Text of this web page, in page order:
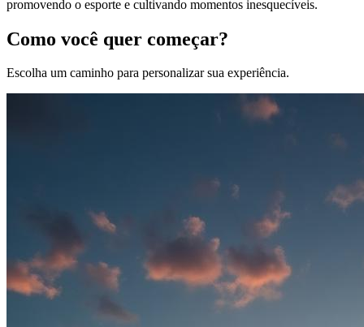
promovendo o esporte e cultivando momentos inesquecíveis.
Como você quer começar?
Escolha um caminho para personalizar sua experiência.